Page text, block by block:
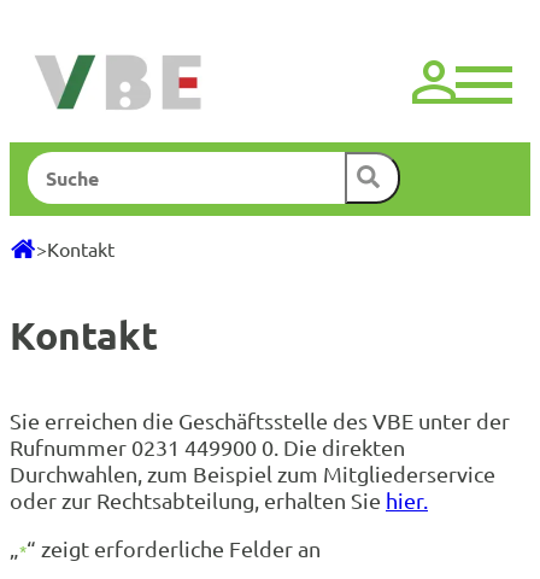
springen
Suchen
>Kontakt
Kontakt
Sie erreichen die Geschäftsstelle des VBE unter der
Rufnummer 0231 449900 0. Die direkten
Durchwahlen, zum Beispiel zum Mitgliederservice
oder zur Rechtsabteilung, erhalten Sie hier.
„*“ zeigt erforderliche Felder an